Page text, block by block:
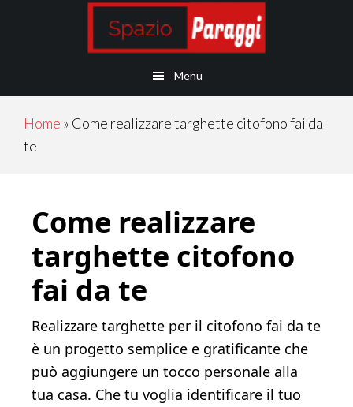
Menu
Home » Come realizzare targhette citofono fai da
te
Come realizzare
targhette citofono
fai da te
Realizzare targhette per il citofono fai da te
è un progetto semplice e gratificante che
può aggiungere un tocco personale alla
tua casa. Che tu voglia identificare il tuo